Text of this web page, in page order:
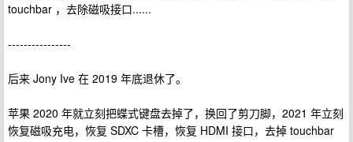
touchbar ，去除磁吸接口......
----------------
后来 Jony Ive 在 2019 年底退休了。
苹果 2020 年就立刻把蝶式键盘去掉了，换回了剪刀脚，2021 年立刻
恢复磁吸充电，恢复 SDXC 卡槽，恢复 HDMI 接口，去掉 touchbar